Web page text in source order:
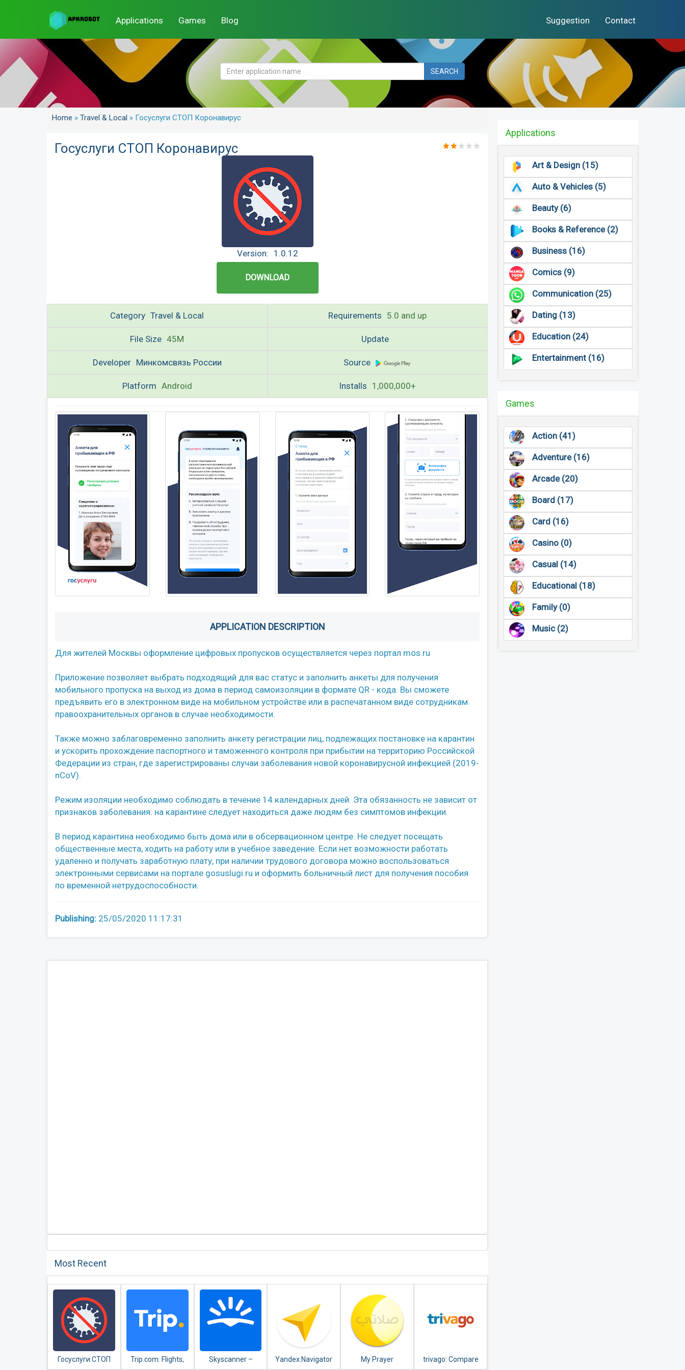
Applications Games Blog Suggestion Contact
SEARCH
Home » Travel & Local » Госуслуги СТОП Коронавирус
Госуслуги СТОП Коронавирус
Version: 1.0.12
DOWNLOAD
Category Travel & Local Requirements 5.0 and up
File Size 45M Update
Developer Минкомсвязь России Source
Platform Android Installs 1,000,000+
APPLICATION DESCRIPTION
Для жителей Москвы оформление цифровых пропусков осуществляется через портал mos.ru
Приложение позволяет выбрать подходящий для вас статус и заполнить анкеты для получения
мобильного пропуска на выход из дома в период самоизоляции в формате QR - кода. Вы сможете
предъявить его в электронном виде на мобильном устройстве или в распечатанном виде сотрудникам
правоохранительных органов в случае необходимости.
Также можно заблаговременно заполнить анкету регистрации лиц, подлежащих постановке на карантин
и ускорить прохождение паспортного и таможенного контроля при прибытии на территорию Российской
Федерации из стран, где зарегистрированы случаи заболевания новой коронавирусной инфекцией (2019-
nCoV).
Режим изоляции необходимо соблюдать в течение 14 календарных дней. Эта обязанность не зависит от
признаков заболевания: на карантине следует находиться даже людям без симптомов инфекции.
В период карантина необходимо быть дома или в обсервационном центре. Не следует посещать
общественные места, ходить на работу или в учебное заведение. Если нет возможности работать
удаленно и получать заработную плату, при наличии трудового договора можно воспользоваться
электронными сервисами на портале gosuslugi.ru и оформить больничный лист для получения пособия
по временной нетрудоспособности.
Publishing: 25/05/2020 11:17:31
Most Recent
Госуслуги СТОП
Trip.com: Flights,
Skyscanner –
Yandex.Navigator My Prayer
trivago: Compare
Applications
Art & Design (15)
Auto & Vehicles (5)
Beauty (6)
Books & Reference (2)
Business (16)
Comics (9)
Communication (25)
Dating (13)
Education (24)
Entertainment (16)
Games
Action (41)
Adventure (16)
Arcade (20)
Board (17)
Card (16)
Casino (0)
Casual (14)
Educational (18)
Family (0)
Music (2)